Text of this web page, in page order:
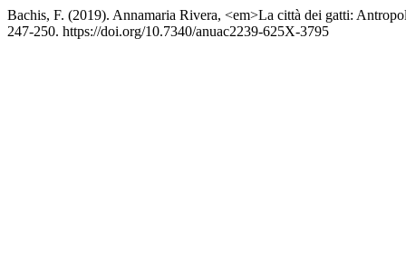
Bachis, F. (2019). Annamaria Rivera, <em>La città dei gatti:
247-250. https://doi.org/10.7340/anuac2239-625X-3795